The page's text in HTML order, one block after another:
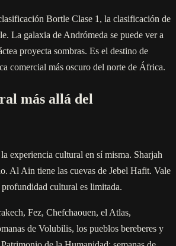
Bortle Clase 1, la clasificación de
La galaxia de Andrómeda se puede ver a
proyecta sombras. Es el destino de
comercial más oscuro del norte de África.
más allá del
experiencia cultural en sí misma. Sharjah
Al Ain tiene las cuevas de Jebel Hafit. Vale
cultural es limitada.
Fez, Chefchaouen, el Atlas,
de Volubilis, los pueblos bereberes y